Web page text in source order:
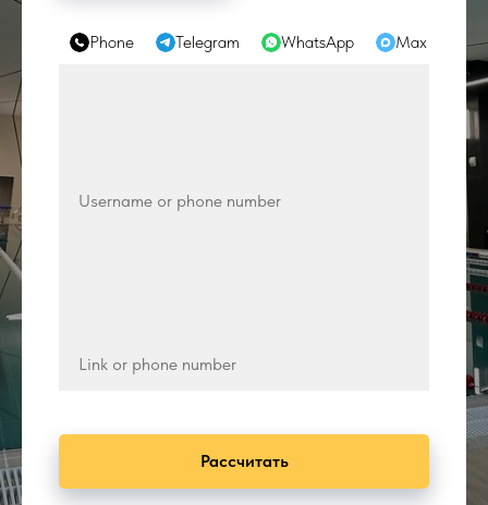
Phone Telegram WhatsApp Max
Рассчитать